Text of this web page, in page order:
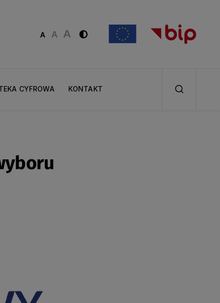
CYFROWA KONTAKT